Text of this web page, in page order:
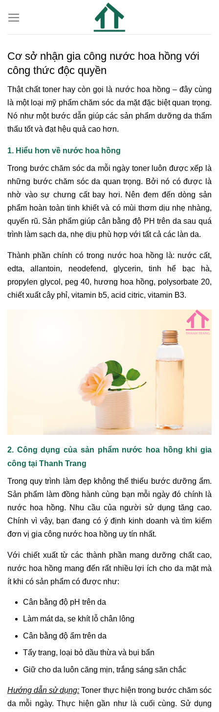
Cơ sở nhận gia công nước hoa hồng với
công thức độc quyền
Thật chất toner hay còn gọi là nước hoa hồng – đây cùng
là một loại mỹ phẩm chăm sóc da mặt đặc biệt quan trọng.
Nó như một bước dẫn giúp các sản phẩm dưỡng da thẩm
thấu tốt và đạt hệu quả cao hơn.
1. Hiểu hơn về nước hoa hồng
Trong bước chăm sóc da mỗi ngày toner luôn được xếp là
những bước chăm sóc da quan trọng. Bởi nó có được là
nhờ vào sự chưng cất bay hơi. Nên đem đến dòng sản
phẩm hoàn toàn tinh khiết và có mùi thơm dịu nhẹ nhàng,
quyến rũ. Sản phẩm giúp cân bằng độ PH trên da sau quá
trình làm sạch da, nhẹ dịu phù hợp với tất cả các làn da.
Thành phần chính có trong nước hoa hồng là: nước cất,
edta, allantoin, neodefend, glycerin, tinh hể bạc hà,
propylen glycol, peg 40, hương hoa hồng, polysorbate 20,
chiết xuất cây phỉ, vitamin b5, acid citric, vitamin B3.
2. Công dụng của sản phẩm nước hoa hồng khi gia
công tại Thanh Trang
Trong quy trình làm đẹp không thể thiếu bước dưỡng ẩm.
Sản phẩm làm đồng hành cùng bạn mỗi ngày đó chính là
nước hoa hồng. Nhu cầu của người sử dụng tăng cao.
Chính vì vậy, bạn đang có ý định kinh doanh và tìm kiếm
đơn vị gia công nước hoa hồng uy tín nhất.
Với chiết xuất từ các thành phần mang dưỡng chất cao,
nước hoa hồng mang đến rất nhiều lợi ích cho da mặt mà
ít khi có sản phẩm có được như:
Cân bằng độ pH trên da
Làm mát da, se khít lỗ chân lông
Cân bằng độ ẩm trên da
Tẩy trang, loại bỏ dầu thừa và bụi bẩn
Giữ cho da luôn căng mịn, trắng sáng săn chắc
Hướng dẫn sử dụng: Toner thực hiện trong bước chăm sóc
da mỗi ngày. Thực hiện gần như là cuối cùng. Sử dụng